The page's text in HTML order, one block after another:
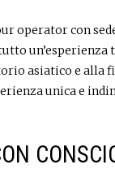
operator con
asiatico e
unica e